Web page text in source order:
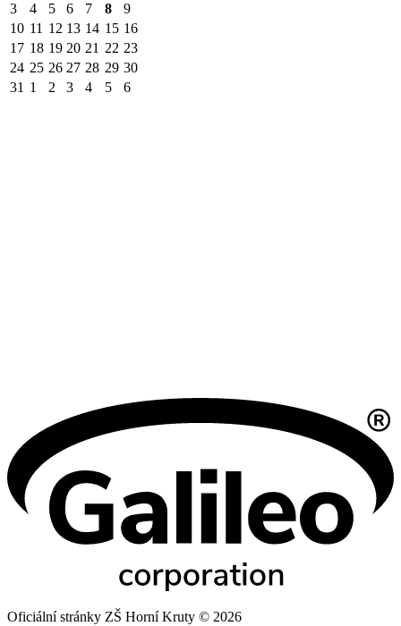
3
4 5 6 7 8
9
10 11 12 13 14 15 16
17 18 19 20 21 22 23
24 25 26 27 28 29 30
31 1 2 3 4 5 6
Oficiální stránky ZŠ Horní Kruty © 2026